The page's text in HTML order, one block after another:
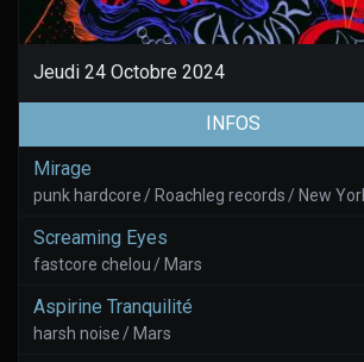
Jeudi 24 Octobre 2024
INFOS (aller à la
Mirage
punk hardcore / Roachleg records / New
Screaming Eyes
fastcore chelou / Mars
Aspirine Tranquilité
harsh noise / Mars